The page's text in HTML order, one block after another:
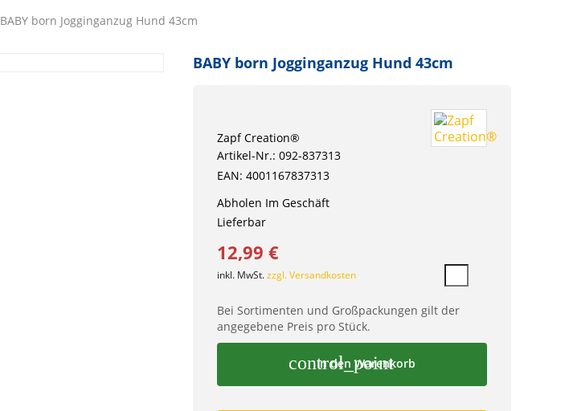
BABY born Jogginganzug Hund 43cm
BABY born Jogginganzug Hund 43cm
Zapf Creation®
Artikel-Nr.: 092-837313
EAN: 4001167837313
Abholen Im Geschäft
Lieferbar
12,99 €
inkl. MwSt.zzgl. Versandkosten
Bei Sortimenten und Großpackungen gilt der
angegebene Preis pro Stück.
control_point
In den Warenkorb